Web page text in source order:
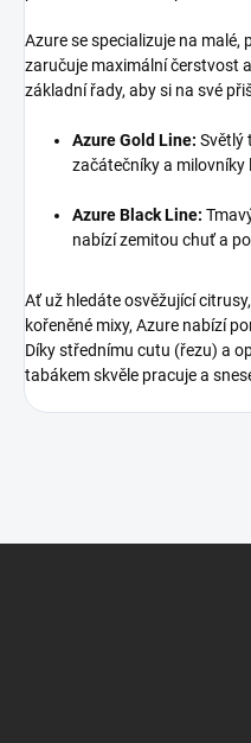
Azure se specializuje na malé,
zaručuje maximální čerstvost
základní řady, aby si na své
Azure Gold Line: Světlý
začátečníky a milovníky
Azure Black Line:
nabízí zemitou chuť a
Ať už hledáte osvěžující
kořeněné mixy, Azure nabízí
Díky střednímu cutu (řezu) a
tabákem skvěle pracuje a